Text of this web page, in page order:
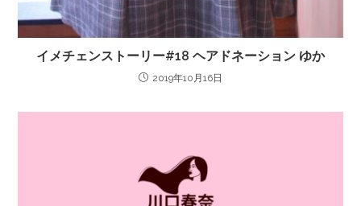
イメチェンストーリー#18 ヘアドネーション ゆか
2019年10月16日